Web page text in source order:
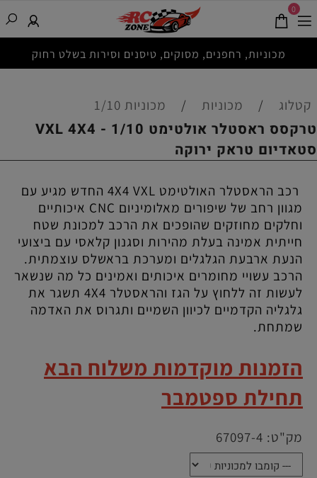
מכוניות, רחפנים, מסוקים, טיסנים וסירות בשלט רחוק
0
קטלוג / מכוניות / מכוניות 1/10
טרקסס ראסטלר אולטימט VXL 4X4 - 1/10
סטאדיום טראק ירוקה
רכב הראסטלר האולטימט 4X4 VXL החדש מגיע עם
מגוון רחב של שיפורים מאלומיניום CNC איכותיים
וחלקים מחוזקים שהופכים את הרכב למכונת שטח
חייתית אמינה בעלת מהירות וסגנון קלאסי עם ביצועי
הנעת ארבעת הגלגלים ומערכת בראשלס עוצמתית.
הרכב עשויי מחומרים איכותים ואמינים כל מה שנשאר
לעשות זה ללחוץ על הגז והראסטלר 4X4 תשגר את
גלגליה הקדמיים לכיוון השמיים ותגרוס את האדמה
שמתחת.
הזמנות מוקדמות משלוח הבא
תחילת ספטמבר
מק"ט: 67097-4